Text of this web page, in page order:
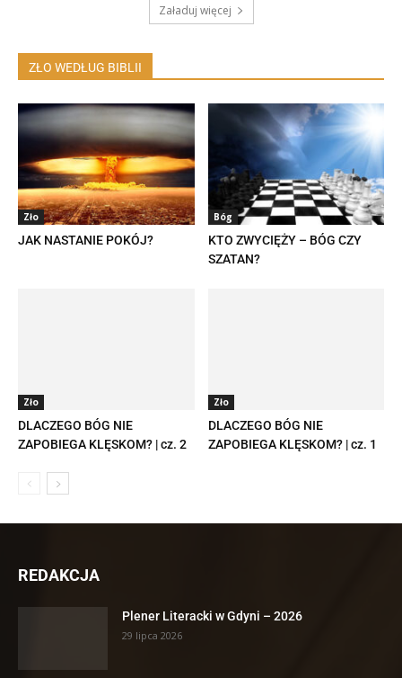
Załaduj więcej
ZŁO WEDŁUG BIBLII
Zło
JAK NASTANIE POKÓJ?
Bóg
KTO ZWYCIĘŻY – BÓG CZY
SZATAN?
Zło
DLACZEGO BÓG NIE
ZAPOBIEGA KLĘSKOM? | cz. 2
Zło
DLACZEGO BÓG NIE
ZAPOBIEGA KLĘSKOM? | cz. 1
REDAKCJA
Plener Literacki w Gdyni – 2026
29 lipca 2026